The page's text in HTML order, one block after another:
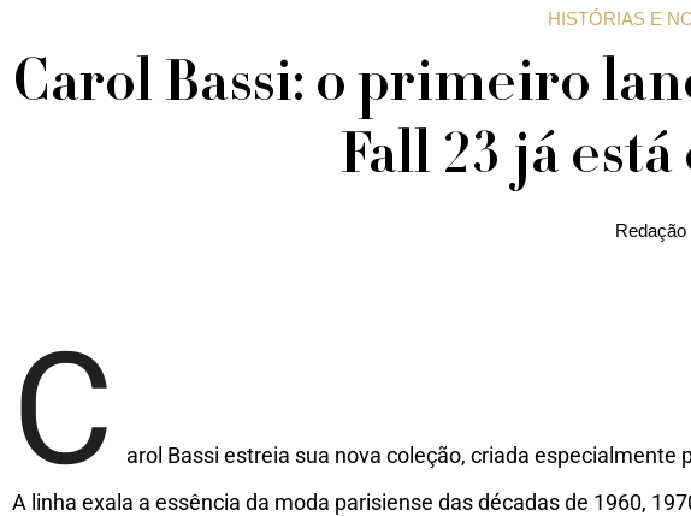
HISTÓRIAS E
Carol Bassi: o primeiro
Fall 23 já
Redação
C
arol Bassi estreia sua nova coleção, criada especialmente
A linha exala a essência da moda parisiense das décadas de 1960,